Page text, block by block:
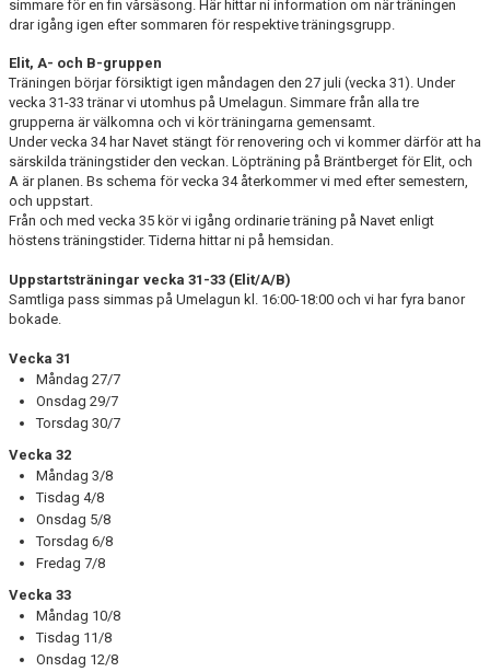
simmare för en fin vårsäsong. Här hittar ni information om när träningen
drar igång igen efter sommaren för respektive träningsgrupp.
Elit, A- och B-gruppen
Träningen börjar försiktigt igen måndagen den 27 juli (vecka 31). Under
vecka 31-33 tränar vi utomhus på Umelagun. Simmare från alla tre
grupperna är välkomna och vi kör träningarna gemensamt.
Under vecka 34 har Navet stängt för renovering och vi kommer därför att ha
särskilda träningstider den veckan. Löpträning på Bräntberget för Elit, och
A är planen. Bs schema för vecka 34 återkommer vi med efter semestern,
och uppstart.
Från och med vecka 35 kör vi igång ordinarie träning på Navet enligt
höstens träningstider. Tiderna hittar ni på hemsidan.
Uppstartsträningar vecka 31-33 (Elit/A/B)
Samtliga pass simmas på Umelagun kl. 16:00-18:00 och vi har fyra banor
bokade.
Vecka 31
Måndag 27/7
Onsdag 29/7
Torsdag 30/7
Vecka 32
Måndag 3/8
Tisdag 4/8
Onsdag 5/8
Torsdag 6/8
Fredag 7/8
Vecka 33
Måndag 10/8
Tisdag 11/8
Onsdag 12/8